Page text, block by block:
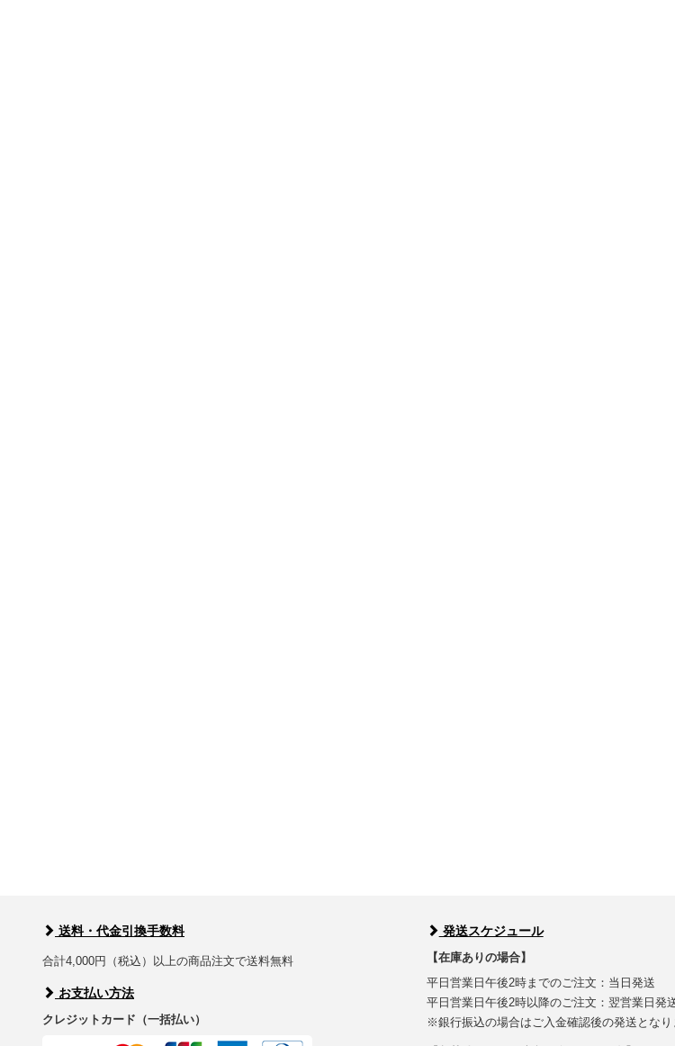
送料・代金引換手数料
合計4,000円（税込）以上の商品注文で送料無料
お支払い方法
クレジットカード（一括払い）
発送スケジュール
【在庫ありの場合】
平日営業日午後2時までのご注文：当日発送
平日営業日午後2時以降のご注文：翌営業日発
※銀行振込の場合はご入金確認後の発送となり